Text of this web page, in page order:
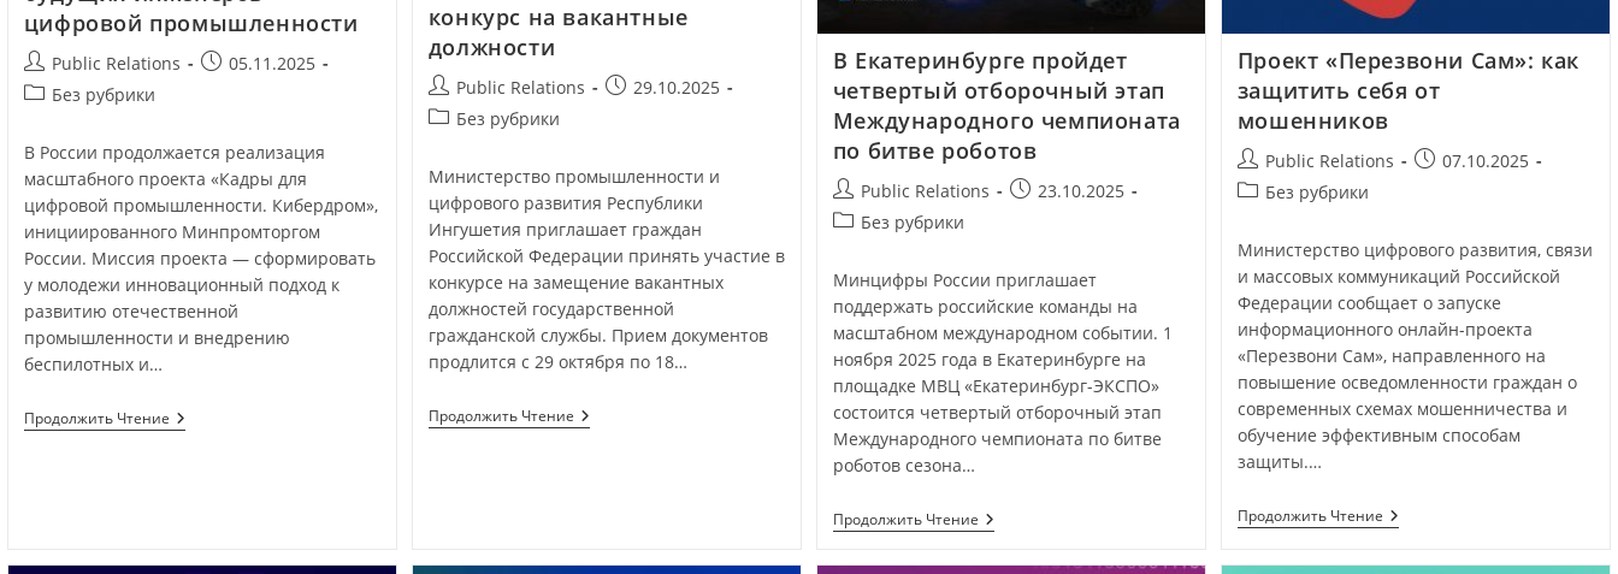
цифровой промышленности
Public Relations
05.11.2025
Без рубрики
В России продолжается реализация
масштабного проекта «Кадры для
цифровой промышленности. Кибердром»,
инициированного Минпромторгом
России. Миссия проекта — сформировать
у молодежи инновационный подход к
развитию отечественной
промышленности и внедрению
беспилотных и…
Продолжить Чтение
конкурс на вакантные
должности
Public Relations
29.10.2025
Без рубрики
Министерство промышленности и
цифрового развития Республики
Ингушетия приглашает граждан
Российской Федерации принять участие в
конкурсе на замещение вакантных
должностей государственной
гражданской службы. Прием документов
продлится с 29 октября по 18…
Продолжить Чтение
В Екатеринбурге пройдет
четвертый отборочный этап
Международного чемпионата
по битве роботов
Public Relations
23.10.2025
Без рубрики
Минцифры России приглашает
поддержать российские команды на
масштабном международном событии. 1
ноября 2025 года в Екатеринбурге на
площадке МВЦ «Екатеринбург-ЭКСПО»
состоится четвертый отборочный этап
Международного чемпионата по битве
роботов сезона…
Продолжить Чтение
Проект «Перезвони Сам»: как
защитить себя от
мошенников
Public Relations
07.10.2025
Без рубрики
Министерство цифрового развития, связи
и массовых коммуникаций Российской
Федерации сообщает о запуске
информационного онлайн-проекта
«Перезвони Сам», направленного на
повышение осведомленности граждан о
современных схемах мошенничества и
обучение эффективным способам
защиты.…
Продолжить Чтение